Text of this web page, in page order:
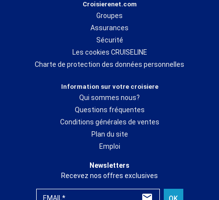
Croisierenet.com
Groupes
Assurances
Sécurité
Les cookies CRUISELINE
Charte de protection des données personnelles
Information sur votre croisiere
Qui sommes nous?
Questions fréquentes
Conditions générales de ventes
Plan du site
Emploi
Newsletters
Recevez nos offres exclusives
EMAIL* OK